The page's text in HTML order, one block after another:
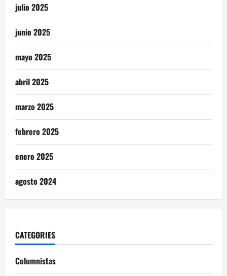
julio 2025
junio 2025
mayo 2025
abril 2025
marzo 2025
febrero 2025
enero 2025
agosto 2024
CATEGORIES
Columnistas